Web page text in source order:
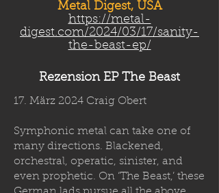
Metal Digest, USA
https://metal-
digest.com/2024/03/17/sanity-
the-beast-ep/
Rezension EP The Beast
17. März 2024 Craig Obert
Symphonic metal can take one of
many directions. Blackened,
orchestral, operatic, sinister, and
even prophetic. On ‘The Beast,’ these